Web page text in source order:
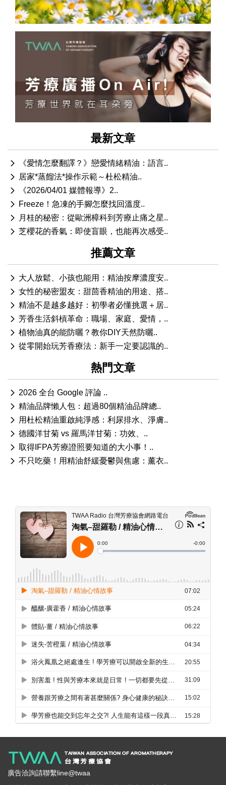
最新文章
《愛情怎麼翻譯？》戀愛情緒精油：語言..
居家*蒸餾法*操作示範～杜松精油..
《2026/04/01 媒體報導》2..
Freeze！急凍的手腳怎麼找回溫度..
月桂的秘密：從歐洲樟科到芳療止痛之星..
芝櫻花的香氣：即使盲眼，也能再次感受..
推薦文章
大人放鬆、小孩也能用：精油按摩濃度安..
女性的秘密盟友：甜茴香精油的用途、搭..
精油不是越多越好：初學者必懂挑選＋居..
芳香生活斜槓革命：職場、家庭、愛情，..
植物油真的能防曬？教你DIY天然防曬..
從零開始玩芳香療法：新手一定要認識的..
熱門文章
2026 全台 Google 評論 ..
精油品牌懶人包：超過80個精油品牌總..
用杜松精油重啟純淨感：利尿排水、淨膚..
德國洋甘菊 vs 羅馬洋甘菊：功效、..
取得IFPA芳療證照要知道的大小事！..
不只吃藥！用精油舒緩憂鬱與焦慮：薰衣..
廣告洽詢請聯繫line@twaa